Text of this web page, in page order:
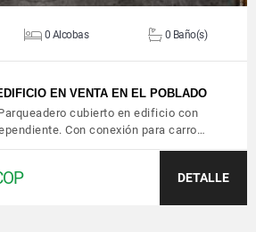
0 Alcobas 0 Baño(s)
EN VENTA EN EL POBLADO
cubierto en edificio con
Con conexión para carro…
DETALLE